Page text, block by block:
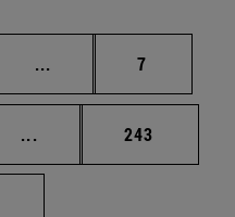
... Páginas intermedias
Página
7
... Páginas intermedias
Página
243